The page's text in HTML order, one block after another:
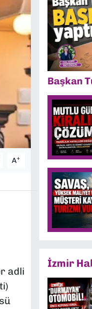
A+
adli
Başkan
İzmir